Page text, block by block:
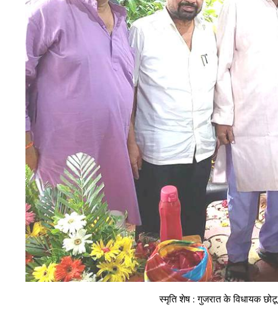
स्मृति शेष : गुजरात के विधायक